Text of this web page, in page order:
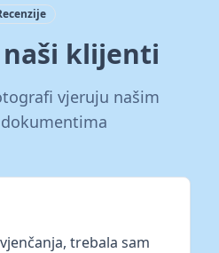
klijenti
vjeruju našim
trebala sam